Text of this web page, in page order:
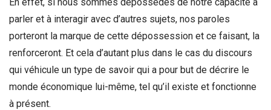
parler et à interagir avec d’autres sujets, nos paroles
porteront la marque de cette dépossession et ce faisant, la
renforceront. Et cela d’autant plus dans le cas du discours
qui véhicule un type de savoir qui a pour but de décrire le
monde économique lui-même, tel qu’il existe et fonctionne
à présent.